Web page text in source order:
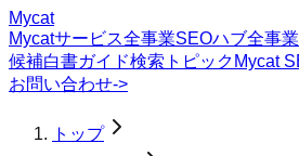
Mycat
Mycatサービス全事業SEOハブ全事
候補白書ガイド検索トピック Mycat
お問い合わせ->
トップ